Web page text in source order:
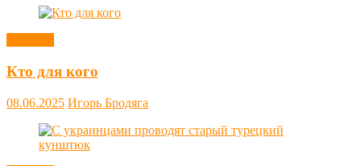
Кто для кого
08.06.2025 Игорь Бродяга